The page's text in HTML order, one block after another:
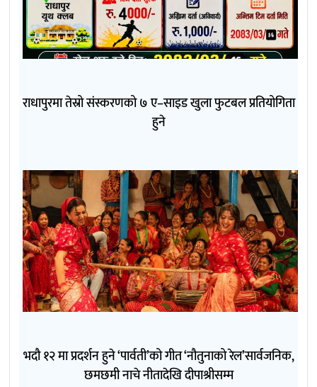
राधापुरमा तेस्रो संस्करणको ७ ए–साइड खुला फुटबल प्रतियोगिता
हुने
भदौ १२ मा प्रदर्शन हुने ‘पार्वती’को गीत ‘नौतुनाको रेल’सार्वजनिक,
छमछमी नाचे नीतादेखि दीपाश्रीसम्म